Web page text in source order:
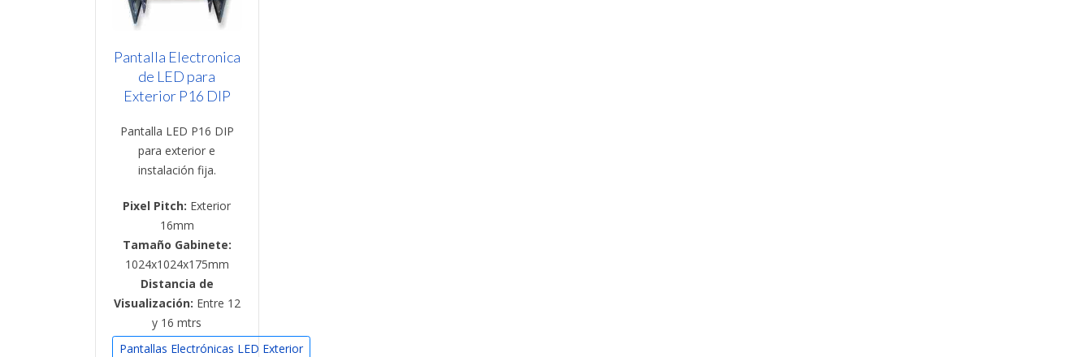
Pantalla Electronica
de LED para
Exterior P16 DIP
Pantalla LED P16 DIP
para exterior e
instalación fija.
Pixel Pitch: Exterior
16mm
Tamaño Gabinete:
1024x1024x175mm
Distancia de
Visualización: Entre 12
y 16 mtrs
Pantallas Electrónicas LED Exterior